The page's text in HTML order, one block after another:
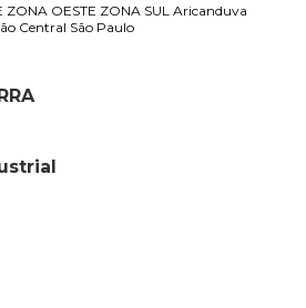
ZONA OESTE ZONA SUL Aricanduva
Central São Paulo